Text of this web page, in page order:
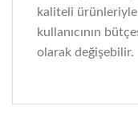
kaliteli
kullanıcının
olarak değişebilir.